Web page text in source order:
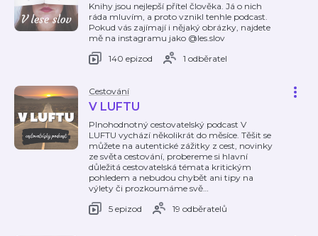
Knihy jsou nejlepší přítel člověka. Já o nich
ráda mluvím, a proto vznikl tenhle podcast.
Pokud vás zajímají i nějaký obrázky, najdete
mě na instagramu jako @les.slov
140 epizod
1 odběratel
Cestování
V LUFTU
Plnohodnotný cestovatelský podcast V
LUFTU vychází několikrát do měsíce. Těšit se
můžete na autentické zážitky z cest, novinky
ze světa cestování, probereme si hlavní
důležitá cestovatelská témata kritickým
pohledem a nebudou chybět ani tipy na
výlety či prozkoumáme svě…
5 epizod
19 odběratelů